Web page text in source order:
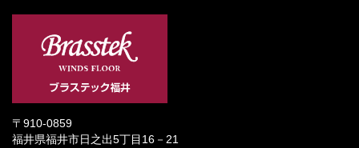
〒910-0859
福井県福井市日之出5丁目16－21